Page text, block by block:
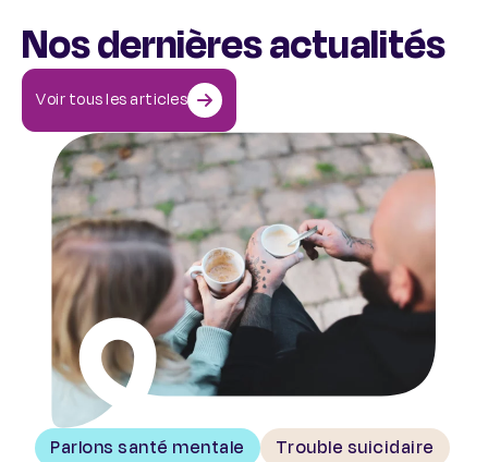
Nos dernières actualités
Voir tous les articles
Parlons santé mentale
Trouble suicidaire
Comment aider une personne qui a des idées